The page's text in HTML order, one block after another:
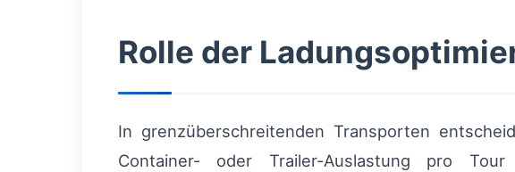
Rolle der
In grenzüberschreitenden Transporten
Container- oder Trailer-Auslastung pro